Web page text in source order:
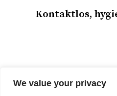
We value your privacy
Kontaktlos,